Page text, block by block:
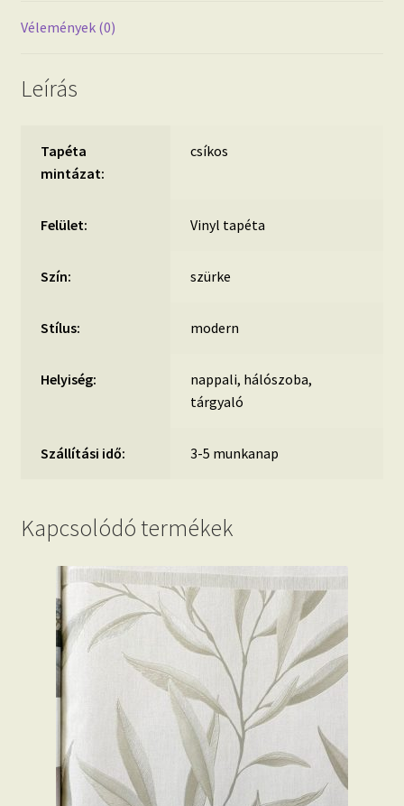
Vélemények (0)
Leírás
Tapéta
mintázat:
csíkos
Felület: Vinyl tapéta
Szín: szürke
Stílus: modern
Helyiség:
nappali, hálószoba,
tárgyaló
Szállítási idő: 3-5 munkanap
Kapcsolódó termékek